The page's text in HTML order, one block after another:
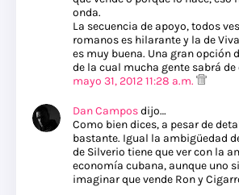
onda.
La secuencia de apoyo, todos
romanos es hilarante y la de
es muy buena. Una gran opción
de la cual mucha gente sabrá de
mayo 31, 2012 11:28 a.m.
Dan Camposdijo…
Como bien dices, a pesar de
bastante. Igual la ambigüedad
de Silverio tiene que ver con la
economía cubana, aunque uno
imaginar que vende Ron y